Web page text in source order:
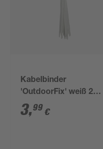
Kabelbinder
'OutdoorFix' weiß 200
x 4,6 mm 50 Stück
3,99 €